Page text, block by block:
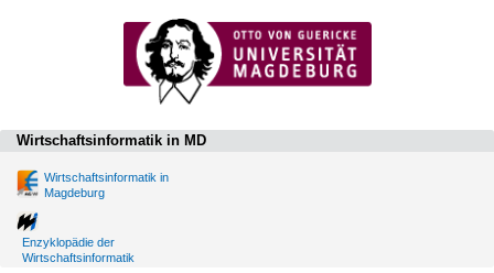
Wirtschaftsinformatik in MD
Wirtschaftsinformatik in
Magdeburg
Enzyklopädie der
Wirtschaftsinformatik